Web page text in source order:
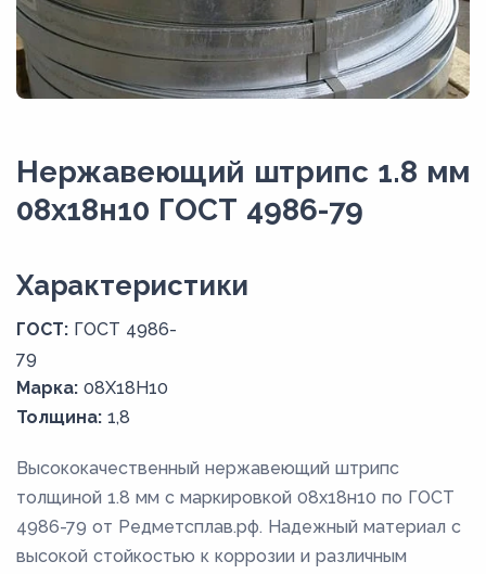
Нержавеющий штрипс 1.8 мм
08х18н10 ГОСТ 4986-79
Xарактеристики
ГОСТ: ГОСТ 4986-
79
Марка: 08Х18Н10
Толщина: 1,8
Высококачественный нержавеющий штрипс
толщиной 1.8 мм с маркировкой 08х18н10 по ГОСТ
4986-79 от Редметсплав.рф. Надежный материал с
высокой стойкостью к коррозии и различным